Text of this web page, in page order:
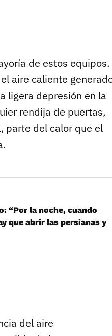
de estos equipos.
aire caliente
ligera depresión en la
rendija de puertas,
parte del calor que el
“Por la noche, cuando
que abrir las persianas y
del aire